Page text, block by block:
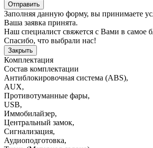
Отправить
Заполняя данную форму, вы принимаете
Ваша заявка принята.
Наш специалист свяжется с Вами в самое
Спасибо, что выбрали нас!
Закрыть
Комплектация
Состав комплектации
Антиблокировочная система (ABS),
AUX,
Противотуманные фары,
USB,
Иммобилайзер,
Центральный замок,
Сигнализация,
Аудиоподготовка,